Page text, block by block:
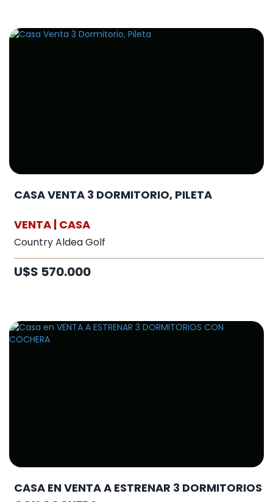
CASA VENTA 3 DORMITORIO, PILETA
VENTA | CASA
Country Aldea Golf
U$S 570.000
CASA EN VENTA A ESTRENAR 3 DORMITORIOS